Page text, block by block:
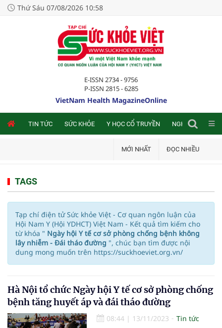
Thứ Sáu 07/08/2026 10:58
E-ISSN 2734 - 9756
P-ISSN 2815 - 6285
VietNam Health MagazineOnline
TIN TỨC SỨC KHỎE Y HỌC CỔ TRUYỀN NGHIÊN CỨU
MỚI NHẤT ĐỌC NHIỀU
TAGS
Tạp chí điện tử Sức khỏe Việt - Cơ quan ngôn luận của
Hội Nam Y (Hội YDHCT) Việt Nam - Kết quả tìm kiếm cho
từ khóa " Ngày hội Y tế cơ sở phòng chống bệnh không
lây nhiễm - Đái tháo đường ", chúc bạn tìm được nội
dung mong muốn trên https://suckhoeviet.org.vn/
Hà Nội tổ chức Ngày hội Y tế cơ sở phòng chống
bệnh tăng huyết áp và đái tháo đường
08:44 | 13/11/2023
Tin tức